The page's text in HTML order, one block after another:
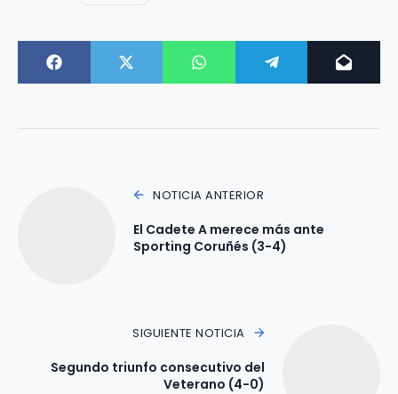
NOTICIA ANTERIOR
El Cadete A merece más ante
Sporting Coruñés (3-4)
SIGUIENTE NOTICIA
Segundo triunfo consecutivo del
Veterano (4-0)